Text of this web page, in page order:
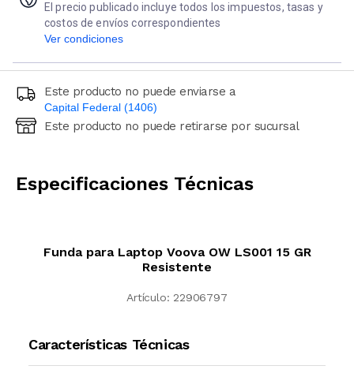
El precio publicado incluye todos los impuestos, tasas y
costos de envíos correspondientes
Ver condiciones
Este producto no puede enviarse a
Capital Federal (1406)
Ingresá código postal (sólo números)
Este producto no puede retirarse por sucursal
Especificaciones Técnicas
Funda para Laptop Voova OW LS001 15 GR
Resistente
Artículo: 22906797
Características Técnicas